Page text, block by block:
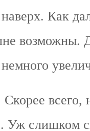
Как
возможны.
Скорее
Уж слишком